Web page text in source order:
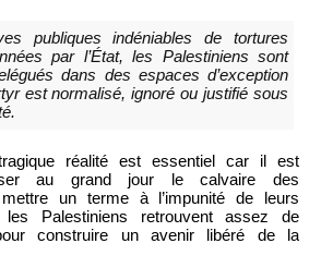
publiques indéniables de tortures
par l’État, les Palestiniens sont
dans des espaces d’exception
est normalisé, ignoré ou justifié sous
réalité est essentiel car il est
au grand jour le calvaire des
un terme à l’impunité de leurs
Palestiniens retrouvent assez de
construire un avenir libéré de la